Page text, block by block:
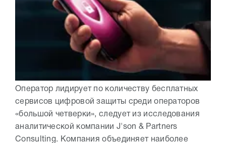
Оператор лидирует по количеству бесплатных
сервисов цифровой защиты среди операторов
«большой четверки», следует из исследования
аналитической компании J'son & Partners
Consulting. Компания объединяет наиболее